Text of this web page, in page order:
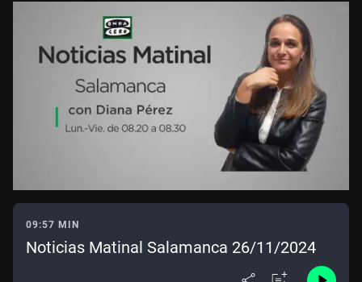
09:57 MIN
Noticias Matinal Salamanca 26/11/2024